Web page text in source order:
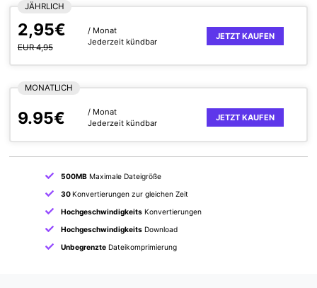
JÄHRLICH
2,95€
EUR 4,95
/ Monat
Jederzeit kündbar
JETZT KAUFEN
MONATLICH
9.95€
/ Monat
Jederzeit kündbar
JETZT KAUFEN
500MBMaximale Dateigröße
30Konvertierungen zur gleichen Zeit
HochgeschwindigkeitsKonvertierungen
HochgeschwindigkeitsDownload
UnbegrenzteDateikomprimierung